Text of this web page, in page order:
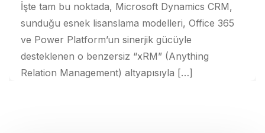
İşte tam bu noktada, Microsoft Dynamics CRM,
sunduğu esnek lisanslama modelleri, Office 365
ve Power Platform’un sinerjik gücüyle
desteklenen o benzersiz “xRM” (Anything
Relation Management) altyapısıyla […]